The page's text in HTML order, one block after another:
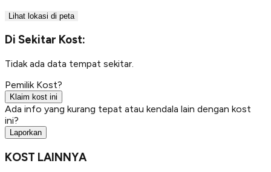
Lihat lokasi di peta
Di Sekitar Kost:
Tidak ada data tempat sekitar.
Pemilik Kost?
Klaim kost ini
Ada info yang kurang tepat atau kendala lain dengan kost
ini?
Laporkan
KOST LAINNYA